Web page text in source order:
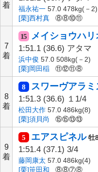
着
福永祐一 57.0 478kg(－2)
[栗]西村真
⑧⑧⑩⑪
7
着
15 メイショウハリ
1:51.1 (36.6) アタマ
浜中俊 57.0 508kg(－2)
[栗]岡田稲
⑪⑫⑪⑧
8
着
8 スワーヴアラミ
1:51.3 (36.6) １1/4
松田大作 57.0 486kg(8)
[栗]須貝尚
⑮⑮⑬⑬
9
着
5 エアスピネル 牡
1:51.4 (37.1) 3/4
藤岡康太 57.0 486kg(4)
[栗]笹田和
⑧⑧⑦⑧